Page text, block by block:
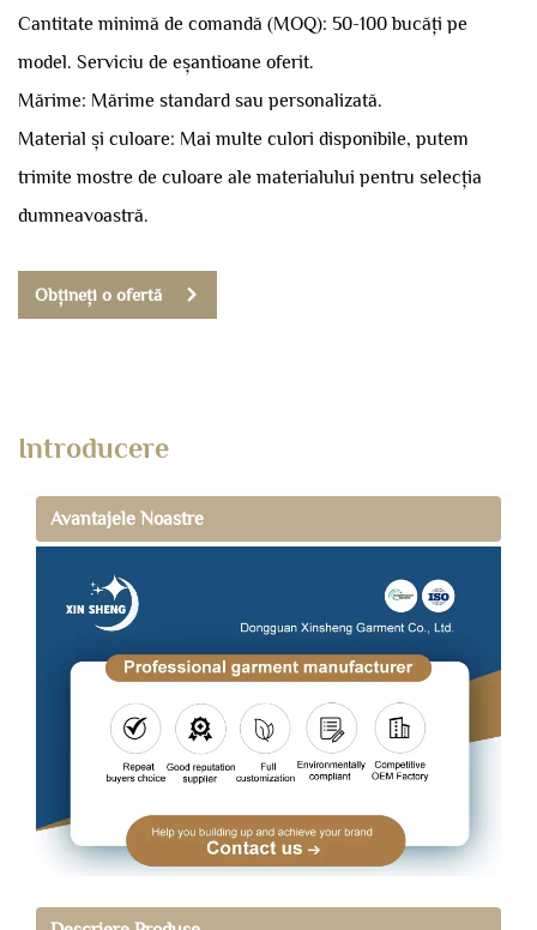
Cantitate minimă de comandă (MOQ): 50-100 bucăți pe
model. Serviciu de eșantioane oferit.
Mărime: Mărime standard sau personalizată.
Material și culoare: Mai multe culori disponibile, putem
trimite mostre de culoare ale materialului pentru selecția
dumneavoastră.
Obțineți o ofertă
Introducere
Avantajele Noastre